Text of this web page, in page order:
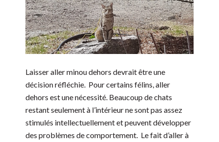
Laisser aller minou dehors devrait être une
décision réfléchie. Pour certains félins, aller
dehors est une nécessité. Beaucoup de chats
restant seulement à l’intérieur ne sont pas assez
stimulés intellectuellement et peuvent développer
des problèmes de comportement. Le fait d’aller à